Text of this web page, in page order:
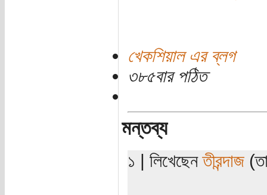
খেকশিয়াল এর ব্লগ
৩৮৫বার পঠিত
মন্তব্য
১ | লিখেছেনতীরন্দাজ